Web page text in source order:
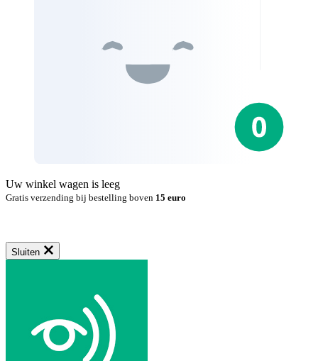
Uw winkel wagen is leeg
Gratis verzending bij bestelling boven 15 euro
Sluiten